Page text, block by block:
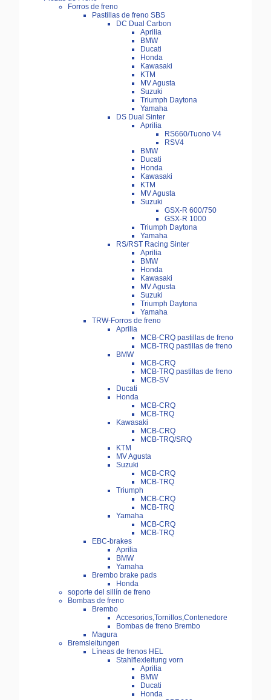
Forros de freno
Pastillas de freno SBS
DC Dual Carbon
Aprilia
BMW
Ducati
Honda
Kawasaki
KTM
MV Agusta
Suzuki
Triumph Daytona
Yamaha
DS Dual Sinter
Aprilia
RS660/Tuono V4
RSV4
BMW
Ducati
Honda
Kawasaki
KTM
MV Agusta
Suzuki
GSX-R 600/750
GSX-R 1000
Triumph Daytona
Yamaha
RS/RST Racing Sinter
Aprilia
BMW
Honda
Kawasaki
MV Agusta
Suzuki
Triumph Daytona
Yamaha
TRW-Forros de freno
Aprilia
MCB-CRQ pastillas de freno
MCB-TRQ pastillas de freno
BMW
MCB-CRQ
MCB-TRQ pastillas de freno
MCB-SV
Ducati
Honda
MCB-CRQ
MCB-TRQ
Kawasaki
MCB-CRQ
MCB-TRQ/SRQ
KTM
MV Agusta
Suzuki
MCB-CRQ
MCB-TRQ
Triumph
MCB-CRQ
MCB-TRQ
Yamaha
MCB-CRQ
MCB-TRQ
EBC-brakes
Aprilia
BMW
Yamaha
Brembo brake pads
Honda
soporte del sillín de freno
Bombas de freno
Brembo
Accesorios,Tornillos,Contenedore
Bombas de freno Brembo
Magura
Bremsleitungen
Líneas de frenos HEL
Stahlflexleitung vorn
Aprilia
BMW
Ducati
Honda